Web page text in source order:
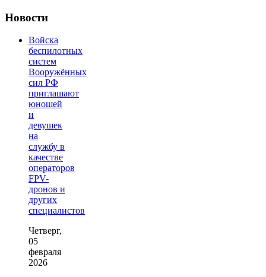
Новости
Войска
беспилотных
систем
Вооружённых
сил РФ
приглашают
юношей
и
девушек
на
службу в
качестве
операторов
FPV-
дронов и
других
специалистов
Четверг,
05
февраля
2026